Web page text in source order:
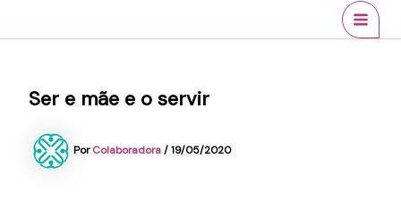
Ser e mãe e o servir
PorColaboradora/19/05/2020